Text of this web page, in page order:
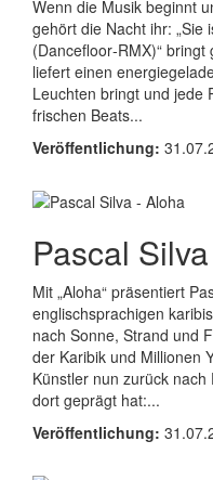
Wenn die Musik beginnt
gehört die Nacht ihr: „Sie
(Dancefloor‑RMX)“
liefert einen
Leuchten bringt und jede
frischen Beats...
Veröffentlichung:
Pascal Silva
Mit „Aloha“ präsentiert
englischsprachigen
nach Sonne, Strand und
der Karibik und Millionen
Künstler nun zurück
dort geprägt hat:...
Veröffentlichung: